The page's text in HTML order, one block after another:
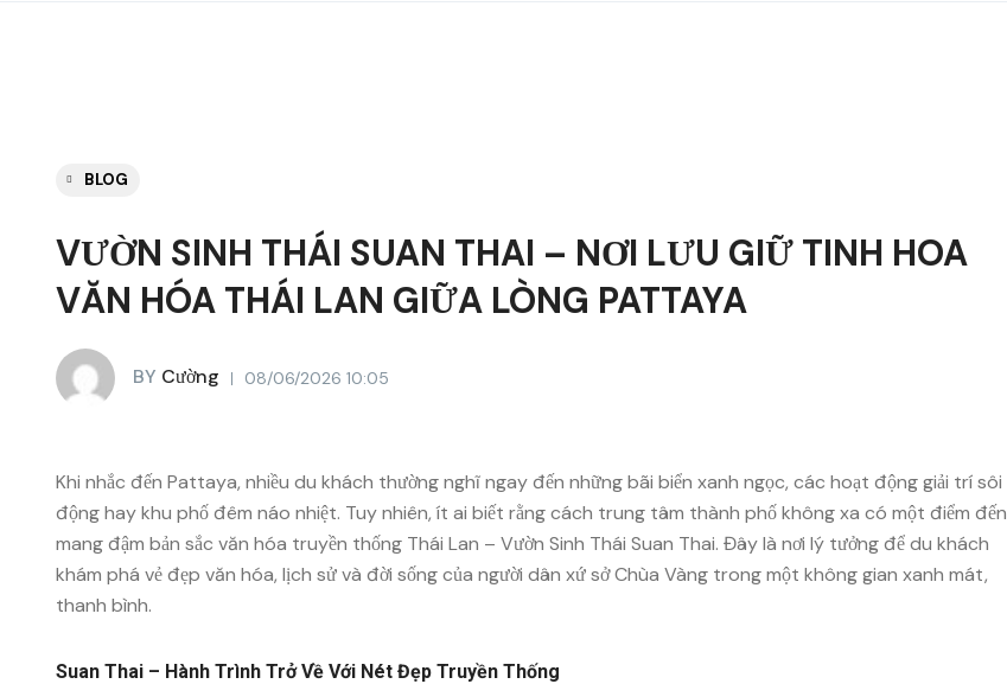
BLOG
VƯỜN SINH THÁI SUAN THAI – NƠI LƯU GIỮ TINH HOA
VĂN HÓA THÁI LAN GIỮA LÒNG PATTAYA
BY Cường 08/06/2026 10:05
Khi nhắc đến Pattaya, nhiều du khách thường nghĩ ngay đến những bãi biển xanh ngọc, các hoạt động giải trí sôi
động hay khu phố đêm náo nhiệt. Tuy nhiên, ít ai biết rằng cách trung tâm thành phố không xa có một điểm đến
mang đậm bản sắc văn hóa truyền thống Thái Lan – Vườn Sinh Thái Suan Thai. Đây là nơi lý tưởng để du khách
khám phá vẻ đẹp văn hóa, lịch sử và đời sống của người dân xứ sở Chùa Vàng trong một không gian xanh mát,
thanh bình.
Suan Thai – Hành Trình Trở Về Với Nét Đẹp Truyền Thống